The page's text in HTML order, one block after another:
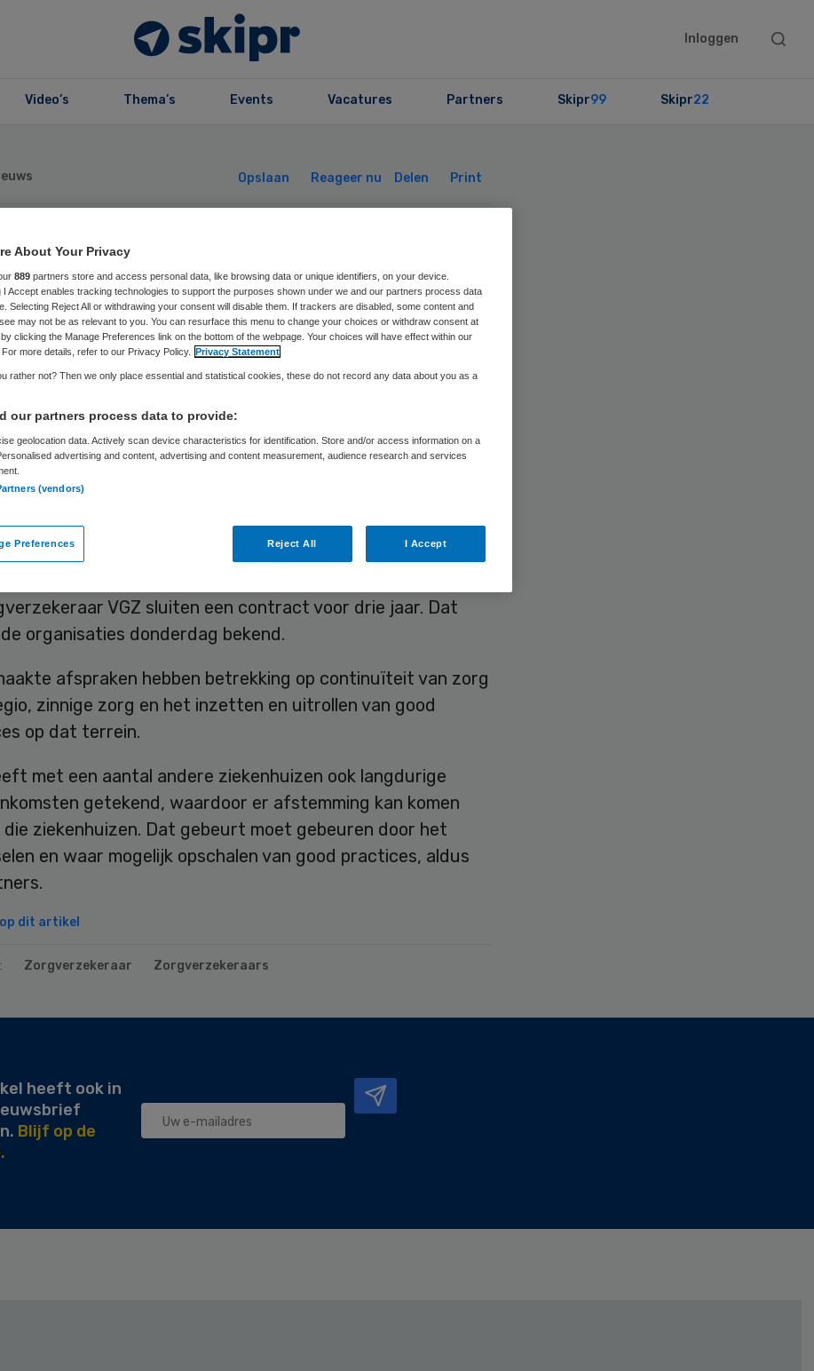
Inloggen
Search
Video’s Thema’s Events Vacatures Partners Skipr99 Skipr22
Opslaan Reageer nu Delen Print
en
maken
VGZ sluiten een contract voor drie jaar. Dat
organisaties donderdag bekend.
afspraken hebben betrekking op continuïteit van zorg
zinnige zorg en het inzetten en uitrollen van good
op dat terrein.
met een aantal andere ziekenhuizen ook langdurige
getekend, waardoor er afstemming kan komen
ziekenhuizen. Dat gebeurt moet gebeuren door het
en waar mogelijk opschalen van good practices, aldus
dit artikel
Zorgverzekeraar Zorgverzekeraars
heeft ook in
Blijf op de
About Your Privacy
889 partners store and access personal data, like browsing data or unique identifiers, on your device.
I Accept enables tracking technologies to support the purposes shown under we and our partners process data
Selecting Reject All or withdrawing your consent will disable them. If trackers are disabled, some content and
may not be as relevant to you. You can resurface this menu to change your choices or withdraw consent at
clicking the Manage Preferences link on the bottom of the webpage. Your choices will have effect within our
more details, refer to our Privacy Policy. Privacy Statement
rather not? Then we only place essential and statistical cookies, these do not record any data about you as a
our partners process data to provide:
geolocation data. Actively scan device characteristics for identification. Store and/or access information on a
advertising and content, advertising and content measurement, audience research and services
(vendors)
Preferences Reject All I Accept